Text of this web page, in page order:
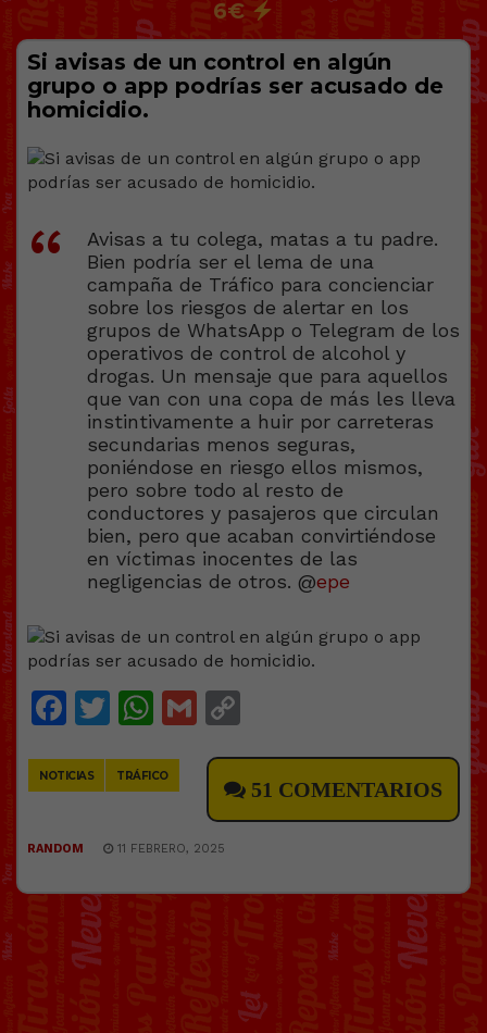
6€
Si avisas de un control en algún
grupo o app podrías ser acusado de
homіcidio.
Avisas a tu colega, matas a tu padre.
Bien podría ser el lema de una
campaña de Tráfico para concienciar
sobre los riesgos de alertar en los
grupos de WhatsApp o Telegram de los
operativos de control de alcohol y
drogas. Un mensaje que para aquellos
que van con una copa de más les lleva
instintivamente a huir por carreteras
secundarias menos seguras,
poniéndose en riesgo ellos mismos,
pero sobre todo al resto de
conductores y pasajeros que circulan
bien, pero que acaban convirtiéndose
en víctimas inocentes de las
negligencias de otros. @epe
Facebook
Twitter
WhatsApp
Gmail
NOTICIAS TRÁFICO
51 COMENTARIOS
RANDOM 11 FEBRERO, 2025